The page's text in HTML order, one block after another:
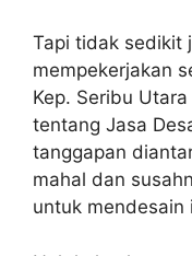
Tapi tidak sedikit
mempekerjakan
Kep. Seribu
tentang Jasa
tanggapan
mahal dan
untuk mendesain